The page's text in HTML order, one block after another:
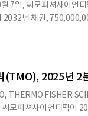
공했다.회사는 OpenAI
력을 강화했다.이번 분
7일, 써모피셔사이언
2032년 채권,
약은 써모피셔사이언
급되며, 2032년, 2035
7일, 2035년 10월 7
년 채권은
무와 동등한 지위를 가
다.이 채권들은 2025
(TMO), 2025년 2
THERMO FISHER
모피셔사이언티픽이